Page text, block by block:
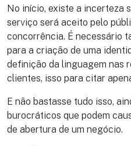
No início, existe a incerteza
serviço será aceito pelo
concorrência. É necessário
para a criação de uma
definição da linguagem nas
clientes, isso para citar
E não bastasse tudo isso,
burocráticos que podem
de abertura de um negócio.